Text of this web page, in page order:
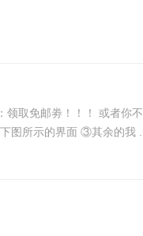
过有没有免邮券我就不知道了【这个很重要】） ②然后可以在小程序里看到 首送闲置发红包啦 这个点进去 会看到如下图所示的界面 ③其余的我 ...